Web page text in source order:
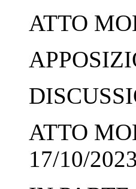
ATTO
ATTO
17/10/2023